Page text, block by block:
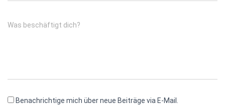
Was beschäftigt dich?
Benachrichtige mich über neue Beiträge via E-Mail.